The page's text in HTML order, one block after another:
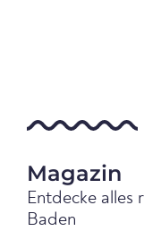
Magazin
Entdecke alles
Baden